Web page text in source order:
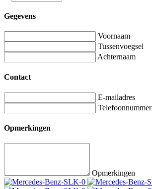
Gegevens
Voornaam
Tussenvoegsel
Achternaam
Contact
E-mailadres
Telefoonnummer
Opmerkingen
Opmerkingen